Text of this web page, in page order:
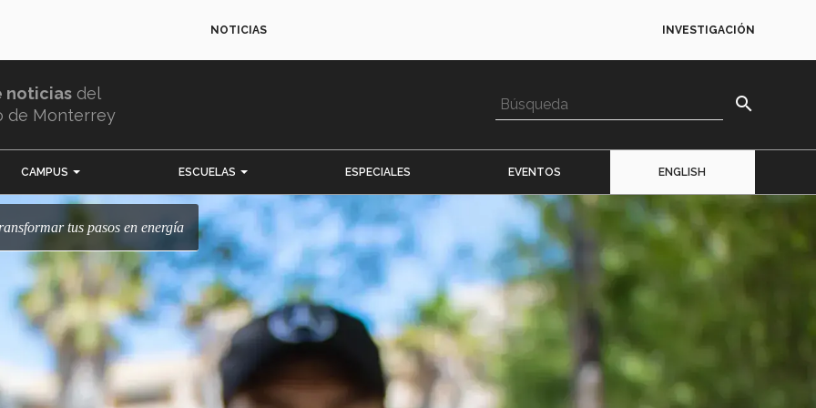
NOTICIAS INVESTIGACIÓN
noticias del
de Monterrey
search
CAMPUS ESCUELAS ESPECIALES EVENTOS ENGLISH
tus pasos en energía